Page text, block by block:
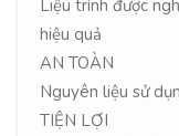
Liệu trình được
hiệu quả
AN TOÀN
Nguyên liệu sử
TIỆN LỢI